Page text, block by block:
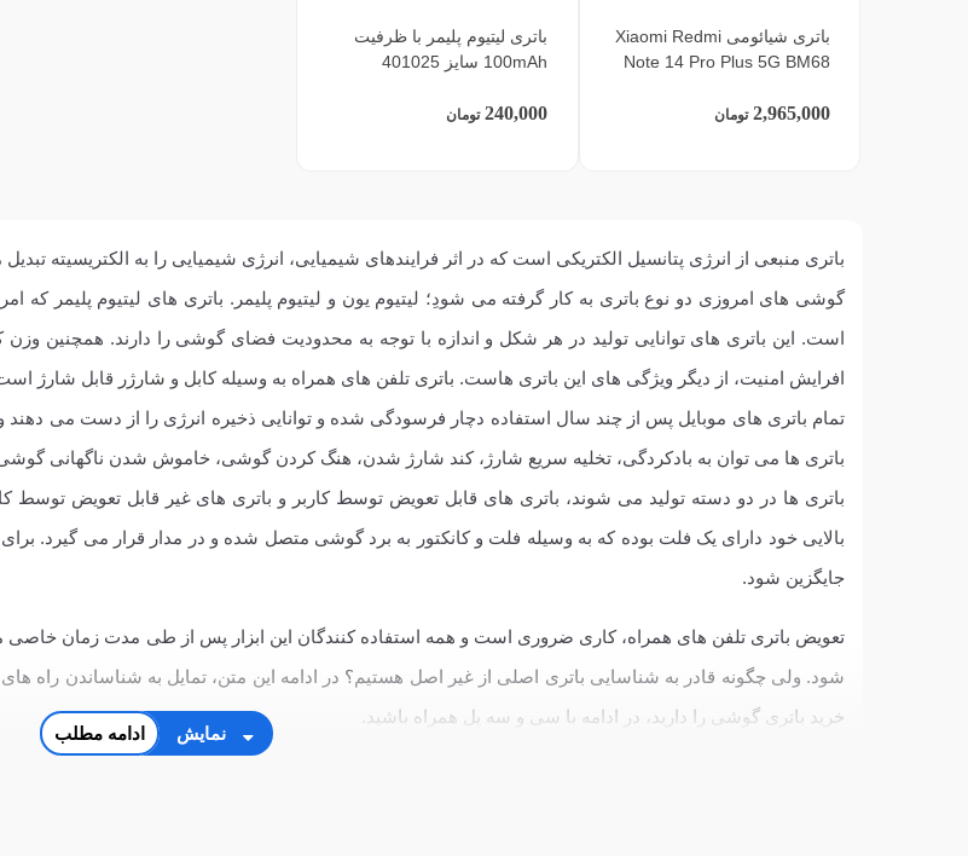
باتری شیائومی Xiaomi Redmi
Note 14 Pro Plus 5G BM68
2,965,000 تومان
باتری لیتیوم پلیمر با ظرفیت
100mAh سایز 401025
240,000 تومان
باتری منبعی از انرژی پتانسیل الکتریکی است که در اثر فرایندهای شیمیایی، انرژی شیمیایی را به
گوشی های امروزی دو نوع باتری به کار گرفته می شودِ؛ لیتیوم یون و لیتیوم پلیمر. باتری های لیتیوم پلیمر که
است. این باتری های توانایی تولید در هر شکل و اندازه با توجه به محدودیت فضای گوشی را دارند. همچنین
افرایش امنیت، از دیگر ویژگی های این باتری هاست. باتری تلفن های همراه به وسیلهکابل و شارژر قابل شارژ
تمام باتری های موبایل پس از چند سال استفاده دچار فرسودگی شده و توانایی ذخیره انرژی را از دست می دهند
باتری ها می توان به بادکردگی، تخلیه سریع شارژ، کند شارژ شدن، هنگ کردن گوشی، خاموش شدن ناگهانی
باتری ها در دو دسته تولید می شوند، باتری های قابل تعویض توسط کاربر و باتری های غیر قابل تعویض
بالایی خود دارای یک فلت بوده که به وسیله فلت و کانکتور به برد گوشی متصل شده و در مدار قرار می گیرد.
جایگزین شود.
تعویض باتری تلفن های همراه، کاری ضروری است و همه استفاده کنندگان این ابزار پس از طی مدت زمان خاصی
شود. ولی چگونه قادر به شناسایی باتری اصلی از غیر اصل هستیم؟ در ادامه این متن، تمایل به شناساندن راه
خرید باتری گوشی را دارید، در ادامه با سی و سه پل همراه باشید.
نمایش ادامه مطلب